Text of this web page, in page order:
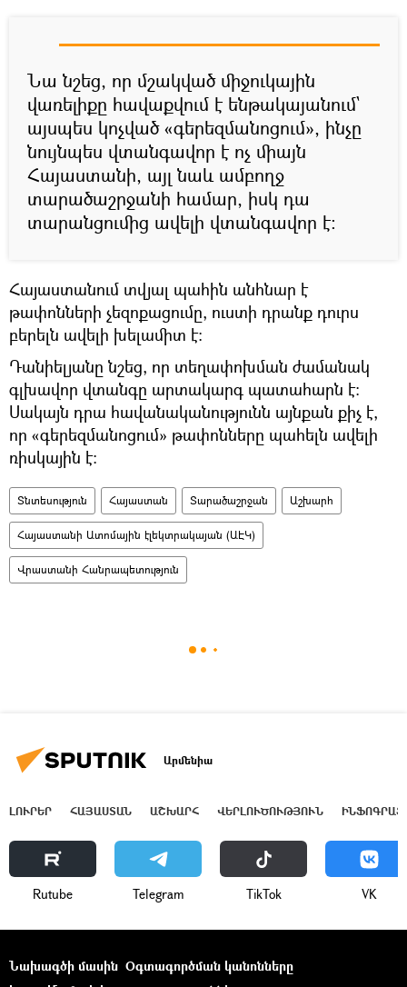
Նա նշեց, որ մշակված միջուկային
վառելիքը հավաքվում է ենթակայանում`
այսպես կոչված «գերեզմանոցում», ինչը
նույնպես վտանգավոր է ոչ միայն
Հայաստանի, այլ նաև ամբողջ
տարածաշրջանի համար, իսկ դա
տարանցումից ավելի վտանգավոր է։
Հայաստանում տվյալ պահին անհնար է
թափոնների չեզոքացումը, ուստի դրանք դուրս
բերելն ավելի խելամիտ է։
Դանիելյանը նշեց, որ տեղափոխման ժամանակ
գլխավոր վտանգը արտակարգ պատահարն է։
Սակայն դրա հավանականությունն այնքան քիչ է,
որ «գերեզմանոցում» թափոնները պահելն ավելի
ռիսկային է։
Տնտեսություն Հայաստան Տարածաշրջան Աշխարհ
Հայաստանի Ատոմային էլեկտրակայան (ԱԷԿ)
Վրաստանի Հանրապետություն
Արմենիա
ԼՈՒՐԵՐ ՀԱՅԱՍՏԱՆ ԱՇԽԱՐՀ ՎԵՐԼՈՒԾՈՒԹՅՈՒՆ
Rutube Telegram ТikТоk VK
Նախագծի մասին Օգտագործման կանոնները